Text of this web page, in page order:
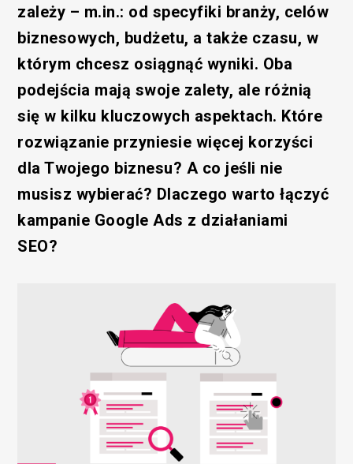
zależy – m.in.: od specyfiki branży, celów
biznesowych, budżetu, a także czasu, w
którym chcesz osiągnąć wyniki. Oba
podejścia mają swoje zalety, ale różnią
się w kilku kluczowych aspektach. Które
rozwiązanie przyniesie więcej korzyści
dla Twojego biznesu? A co jeśli nie
musisz wybierać? Dlaczego warto łączyć
kampanie Google Ads z działaniami
SEO?